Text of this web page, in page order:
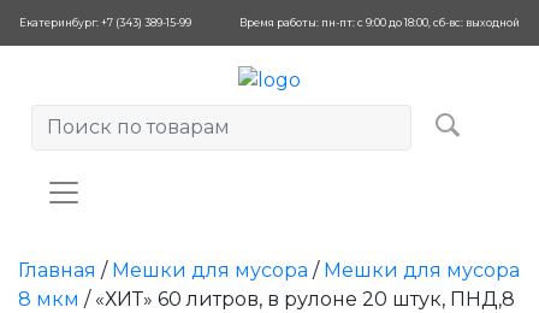
Екатеринбург: +7 (343) 389-15-99 Время работы: пн-пт: с 9:00 до 18:00, сб-вс: выходной
Главная / Мешки для мусора / Мешки для мусора
8 мкм / «ХИТ» 60 литров, в рулоне 20 штук, ПНД,8